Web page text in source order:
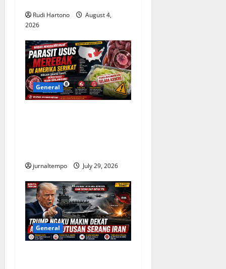
nRudi Hartono
August 4,
2026
General
jurnaltempo July 29, 2026
General